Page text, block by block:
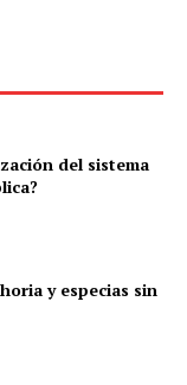
del sistema
y especias sin